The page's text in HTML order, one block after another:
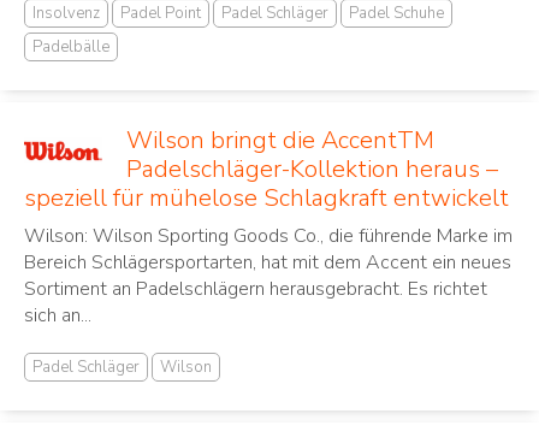
Insolvenz Padel Point Padel Schläger
Padel Schuhe
Padelbälle
Wilson bringt die AccentTM
Padelschläger-Kollektion heraus –
speziell für mühelose Schlagkraft entwickelt
Wilson: Wilson Sporting Goods Co., die führende Marke im
Bereich Schlägersportarten, hat mit dem Accent ein neues
Sortiment an Padelschlägern herausgebracht. Es richtet
sich an...
Padel Schläger Wilson